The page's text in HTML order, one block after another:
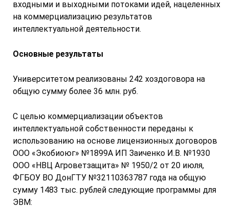
входными и выходными потоками идей, нацеленных
на коммерциализацию результатов
интеллектуальной деятельности.
Основные результаты
Университетом реализованы 242 хоздоговора на
общую сумму более 36 млн. руб.
С целью коммерциализации объектов
интеллектуальной собственности переданы к
использованию на основе лицензионных договоров
ООО «Экобиоюг» №1899А ИП Заиченко И.В. №1930
ООО «НВЦ Агроветзащита» № 1950/2 от 20 июля,
ФГБОУ ВО ДонГТУ №32110363787 года на общую
сумму 1483 тыс. рублей следующие программы для
ЭВМ: